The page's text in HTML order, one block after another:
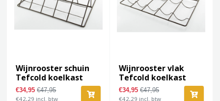
Wijnrooster schuin
Tefcold koelkast
€34,95€47,95
€42,29 incl. btw
Wijnrooster vlak
Tefcold koelkast
€34,95 €47,95
€42,29 incl. btw